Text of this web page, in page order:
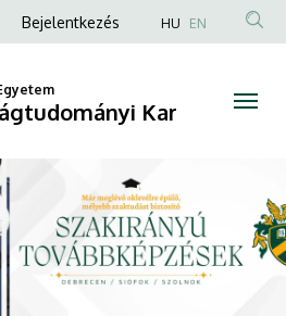
Anonim
fiók
menüje
Bejelentkezés HU EN
Kar